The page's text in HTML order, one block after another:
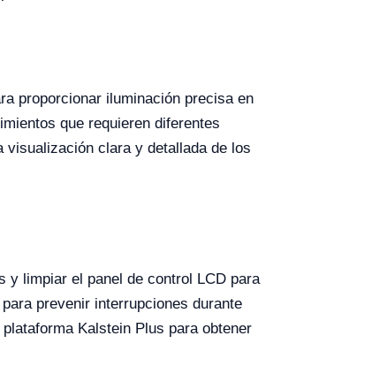
proporcionar iluminación precisa en
que requieren diferentes
visualización clara y detallada de los
y limpiar el panel de control LCD para
prevenir interrupciones durante
Kalstein Plus para obtener